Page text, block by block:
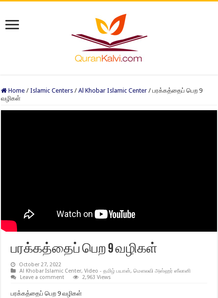
Home / Islamic Centers / Al Khobar Islamic Center / பரக்கத்தைப் பெற 9
வழிகள்
பரக்கத்தைப் பெற 9 வழிகள்
October 27, 2022
Al Khobar Islamic Center,Video - தமிழ் பயான்,மௌலவி அஸ்ஹர் ஸீலானி
Leave a comment
2,963 Views
பரக்கத்தைப் பெற 9 வழிகள்